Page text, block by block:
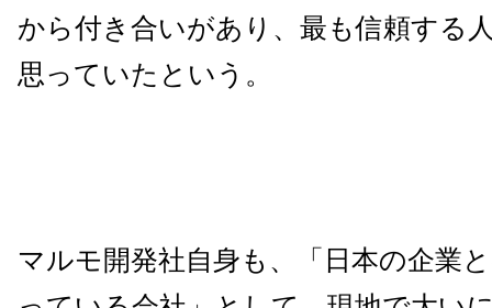
から付き合いがあり、最も信頼する
思っていたという。
マルモ開発社自身も、「日本の企業